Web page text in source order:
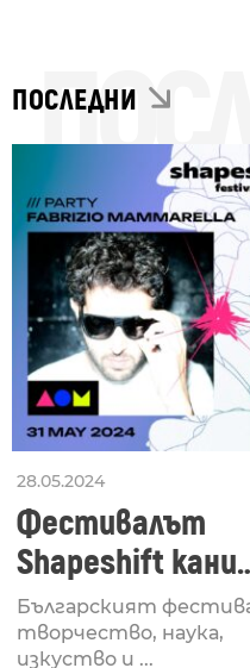
ПОСЛЕДНИ
28.05.2024
Фестивалът
Shapeshift кани
Fabrizio
за откриването
Българският
творчество, наука,
изкуство и ...